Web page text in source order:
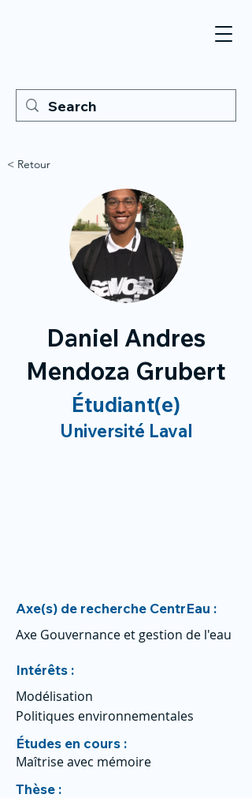
< Retour
Daniel Andres
Mendoza Grubert
Étudiant(e)
Université Laval
Axe(s) de recherche CentrEau :
Axe Gouvernance et gestion de l'eau
Intérêts :
Modélisation
Politiques environnementales
Études en cours :
Maîtrise avec mémoire
Thèse :